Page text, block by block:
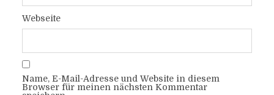
Webseite
Name, E-Mail-Adresse und Website in diesem
Browser für meinen nächsten Kommentar